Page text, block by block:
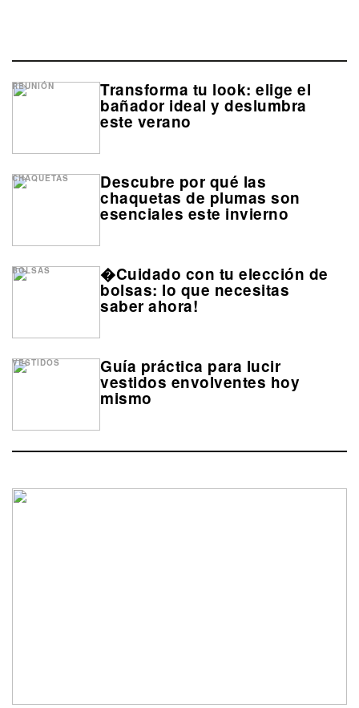
Transforma tu look: elige el
bañador ideal y deslumbra
este verano
REUNIÓN
Descubre por qué las
chaquetas de plumas son
esenciales este invierno
CHAQUETAS
�Cuidado con tu elección de
bolsas: lo que necesitas
saber ahora!
BOLSAS
Guía práctica para lucir
vestidos envolventes hoy
mismo
VESTIDOS